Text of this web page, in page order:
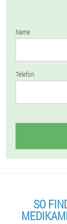
Name
Telefon
SO